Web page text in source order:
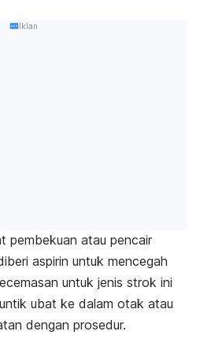
Iklan
pembekuan atau pencair
aspirin untuk mencegah
untuk jenis strok ini
ubat ke dalam otak atau
dengan prosedur.